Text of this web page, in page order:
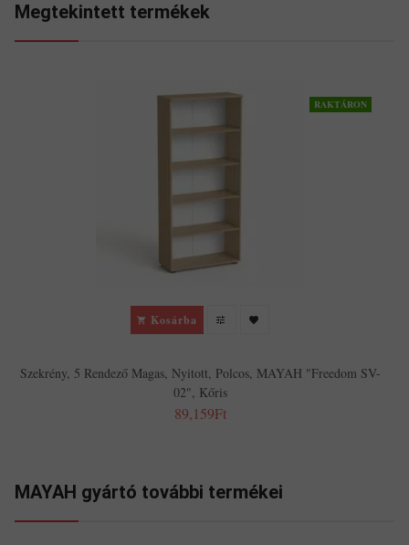
Megtekintett termékek
RAKTÁRON
Kosárba
Szekrény, 5 Rendező Magas, Nyitott, Polcos, MAYAH "Freedom SV-
02", Kőris
89,159Ft
MAYAH gyártó további termékei